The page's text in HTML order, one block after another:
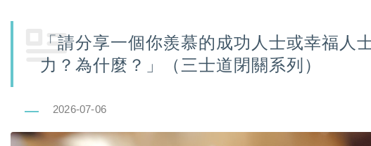
「請分享一個你羨慕的成功人士或幸福
力？為什麼？」（三士道閉關系列）
2026-07-06